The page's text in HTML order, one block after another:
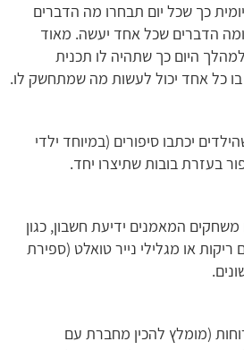
יומית כך שכל יום תבחרו מה הדברים
הדברים שכל אחד יעשה. מאוד
היום כך שתהיה לו תכנית
בו כל אחד יכול לעשות מה שמתחשק לו.
יכתבו סיפורים (במיוחד ילדי
בעזרת בובות שתיצרו יחד.
משחקים המאמנים ידיעת חשבון, כגון
ריקות או מגלילי נייר טואלט (ספירת
תפריט יומי ל-3 ארוחות (מומלץ להכין מחברת עם